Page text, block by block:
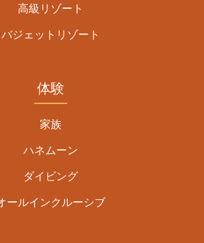
高級リゾート
バジェットリゾート
体験
家族
ハネムーン
ダイビング
ールインクルーシブ